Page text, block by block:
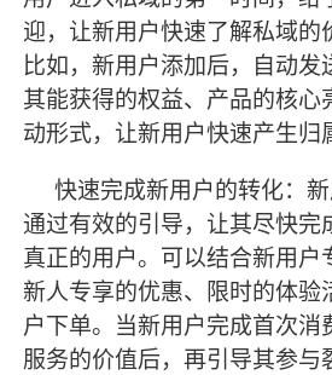
迎，让新用户快速了解私域的
比如，新用户添加后，自动发
其能获得的权益、产品的核心
动形式，让新用户快速产生归
快速完成新用户的转化：
通过有效的引导，让其尽快完
真正的用户。可以结合新用户
新人专享的优惠、限时的体验
户下单。当新用户完成首次消
服务的价值后，再引导其参与